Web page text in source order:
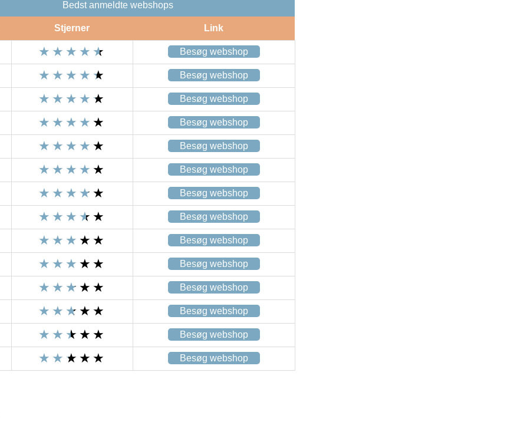
Bedst anmeldte webshops
Stjerner Link
Besøg webshop
Besøg webshop
Besøg webshop
Besøg webshop
Besøg webshop
Besøg webshop
Besøg webshop
Besøg webshop
Besøg webshop
Besøg webshop
Besøg webshop
Besøg webshop
Besøg webshop
Besøg webshop